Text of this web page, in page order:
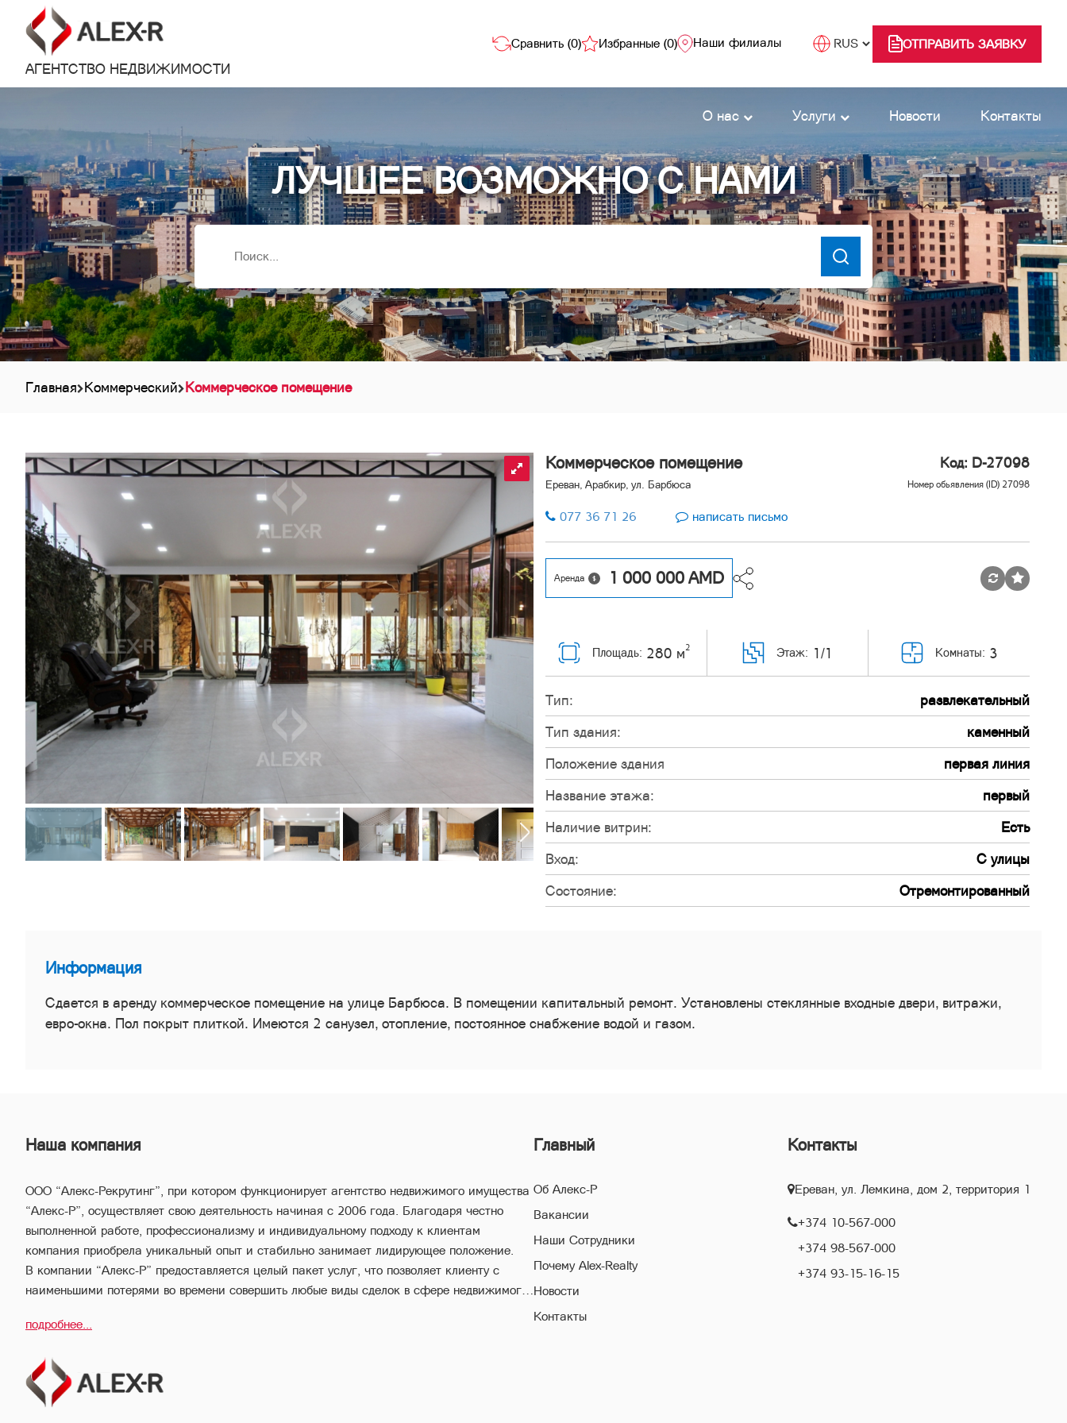
АГЕНТСТВО НЕДВИЖИМОСТИ
Сравнить (0) Избранные (0) Наши филиалы ОТПРАВИТЬ ЗАЯВКУ
О нас Услуги Новости Контакты
ЛУЧШЕЕ ВОЗМОЖНО С НАМИ
Главная Коммерческий Коммерческое помещение
Коммерческое помещение Код: D-27098
Ереван, Арабкир, ул. Барбюса Номер обьявления (ID) 27098
077 36 71 26 написать письмо
Аренда 1 000 000 AMD
Комнаты: 3
Площадь: 280 м2 Этаж: 1/1
Тип:
развлекательный
Тип здания:
каменный
Положение здания
первая линия
Название этажа:
первый
Наличие витрин:
Есть
Вход:
С улицы
Состояние:
Отремонтированный
Информация
Сдается в аренду коммерческое помещение на улице Барбюса. В помещении капитальный ремонт. Установлены стеклянные входные двери, витражи,
евро-окна. Пол покрыт плиткой. Имеются 2 санузел, отопление, постоянное снабжение водой и газом.
Наша компания
ООО “Алекс-Рекрутинг”, при котором функционирует агентство недвижимого имущества
“Алекс-Р”, осуществляет свою деятельность начиная с 2006 года. Благодаря честно
выполненной работе, профессионализму и индивидуальному подходу к клиентам
компания приобрела уникальный опыт и стабильно занимает лидирующее положение.
В компании “Алекс-Р” предоставляется целый пакет услуг, что позволяет клиенту с
наименьшими потерями во времени совершить любые виды сделок в сфере недвижимого
опыту, профессиональный персонал компании “Алекс-Р” поможет Вам совершить
выгодные сделки, обеспечивая конфиденциальность и избегая высоких рисков в ходе
совершения сделок и сведения их к минимуму.
подробнее...
Главный
Об Алекс-Р
Вакансии
Наши Сотрудники
Почему Alex-Realty
Новости
Контакты
Контакты
Ереван, ул. Лемкина, дом 2, территория 1
+374 10-567-000
+374 98-567-000
+374 93-15-16-15